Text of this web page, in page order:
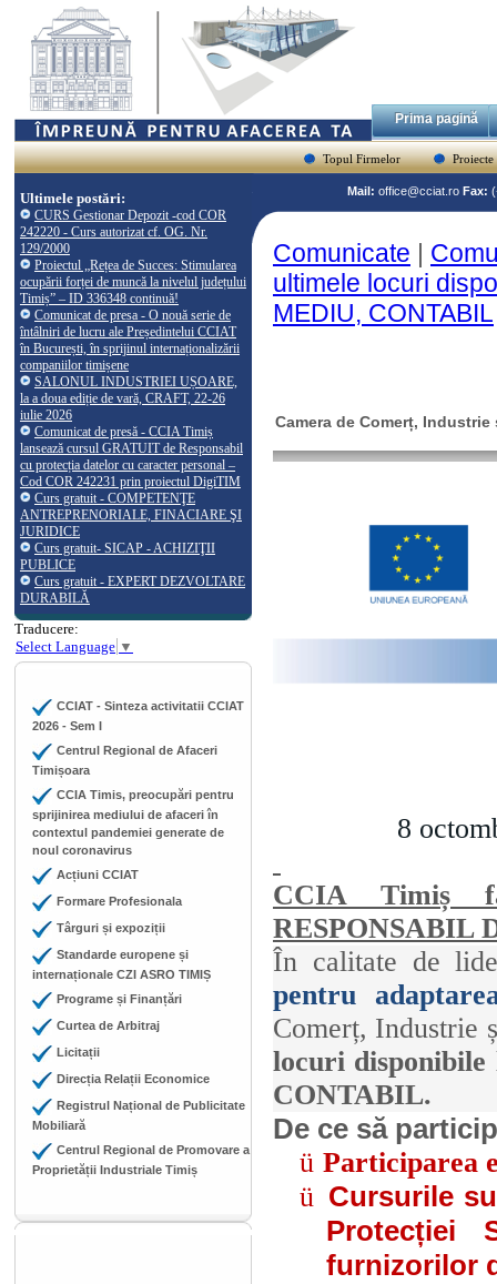
Prima pagină
Topul Firmelor Proiecte
Ultimele postări:
CURS Gestionar Depozit -cod COR
242220 - Curs autorizat cf. OG. Nr.
129/2000
Proiectul „Rețea de Succes: Stimularea
ocupării forței de muncă la nivelul județului
Timiș” – ID 336348 continuă!
Comunicat de presa - O nouă serie de
întâlniri de lucru ale Președintelui CCIAT
în București, în sprijinul internaționalizării
companiilor timișene
SALONUL INDUSTRIEI UȘOARE,
la a doua ediție de vară, CRAFT, 22-26
iulie 2026
Comunicat de presă - CCIA Timiș
lansează cursul GRATUIT de Responsabil
cu protecția datelor cu caracter personal –
Cod COR 242231 prin proiectul DigiTIM
Curs gratuit - COMPETENŢE
ANTREPRENORIALE, FINACIARE ŞI
JURIDICE
Curs gratuit- SICAP - ACHIZIŢII
PUBLICE
Curs gratuit - EXPERT DEZVOLTARE
DURABILĂ
Traducere:
Select Language ▼
CCIAT - Sinteza activitatii CCIAT
2026 - Sem I
Centrul Regional de Afaceri
Timișoara
CCIA Timis, preocupări pentru
sprijinirea mediului de afaceri în
contextul pandemiei generate de
noul coronavirus
Acțiuni CCIAT
Formare Profesionala
Târguri și expoziții
Standarde europene și
internaționale CZI ASRO TIMIȘ
Programe și Finanțări
Curtea de Arbitraj
Licitații
Direcția Relații Economice
Registrul Național de Publicitate
Mobiliară
Centrul Regional de Promovare a
Proprietății Industriale Timiș
Mail: office@cciat.ro Fax:
Comunicate |
ultimele locuri
MEDIU, CONTABIL
Camera de Comerț,
8
CCIA Timiș
RESPONSABIL
În calitate de
pentru
Comerț, Industrie
locuri
CONTABIL.
De ce să
ü Participarea
ü Cursurile
Protecției
furnizorilor